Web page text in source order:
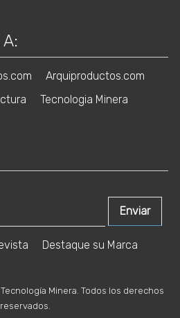
Arquiproductos.com
Tecnologia Minera
Destaque su Marca
Minera. Todos los derechos
reservados.